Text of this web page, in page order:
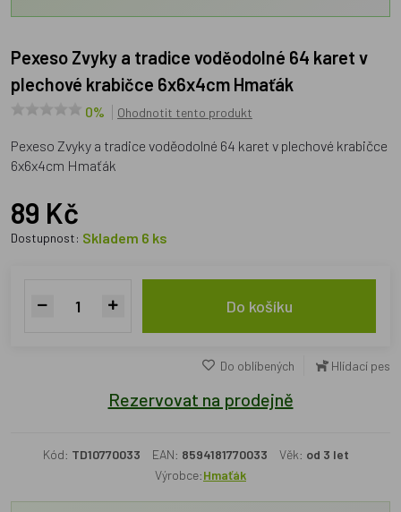
Pexeso Zvyky a tradice voděodolné 64 karet v
plechové krabičce 6x6x4cm Hmaťák
0% Ohodnotit tento produkt
Pexeso Zvyky a tradice voděodolné 64 karet v plechové krabičce
6x6x4cm Hmaťák
89 Kč
Dostupnost: Skladem 6 ks
Do košíku
Do oblíbených Hlídací pes
Rezervovat na prodejně
Kód: TD10770033 EAN: 8594181770033 Věk: od 3 let
Výrobce:Hmaťák